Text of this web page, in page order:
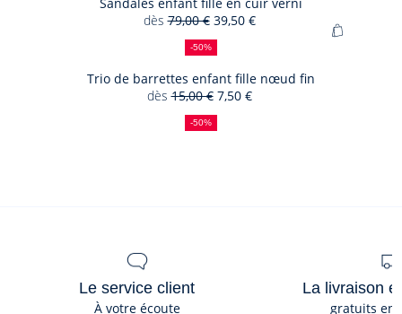
en
Sandales
enfant
dès
50
%
de
réduction
Ancien
prix
:
79,00 €Nouveau
prix
:
39,50 €
-50%
Ajouter
Trio de barrettes enfant fille nœud fin
dès
50
%
de
Ancien
prix
:
15,00 €Nouveau
prix
:
7,50 €
-50%
Le service client
À votre écoute
La livraison
gratuits en